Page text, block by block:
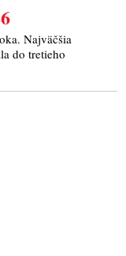
Najväčšia
do tretieho